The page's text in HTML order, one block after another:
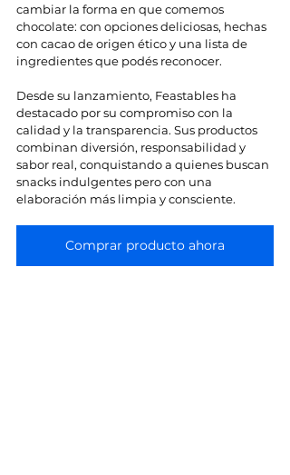
cambiar la forma en que comemos
chocolate: con opciones deliciosas, hechas
con cacao de origen ético y una lista de
ingredientes que podés reconocer.
Desde su lanzamiento, Feastables ha
destacado por su compromiso con la
calidad y la transparencia. Sus productos
combinan diversión, responsabilidad y
sabor real, conquistando a quienes buscan
snacks indulgentes pero con una
elaboración más limpia y consciente.
Comprar producto ahora